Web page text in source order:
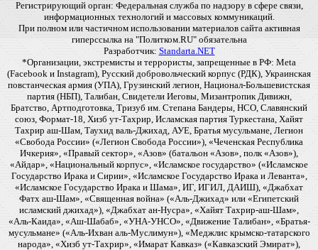
Регистрирующий орган: Федеральная служба по надзору в сфере связи,
информационных технологий и массовых коммуникаций.
При полном или частичном использовании материалов сайта активная
гиперссылка на "Политком.RU" обязательна
Разработчик: Standarta.NET
*Организации, экстремисты и террористы, запрещенные в РФ: Meta
(Facebook и Instagram), Русский добровольческий корпус (РДК), Украинская
повстанческая армия (УПА), Грузинский легион, Национал-Большевистская
партия (НБП), Талибан, Свидетели Иеговы, Мизантропик Дивижн,
Братство, Артподготовка, Тризуб им. Степана Бандеры, НСО, Славянский
союз, Формат-18, Хизб ут-Тахрир, Исламская партия Туркестана, Хайят
Тахрир аш-Шам, Таухид валь-Джихад, АУЕ, Братья мусульмане, Легион
«Свобода России» («Легион Свобода России»), «Чеченская Республика
Ичкерия», «Правый сектор», «Азов» (батальон «Азов», полк «Азов»),
«Айдар», «Национальный корпус», «Исламское государство» («Исламское
Государство Ирака и Сирии», «Исламское Государство Ирака и Леванта»,
«Исламское Государство Ирака и Шама», ИГ, ИГИЛ, ДАИШ), «Джабхат
Фатх аш-Шам», «Священная война» («Аль-Джихад» или «Египетский
исламский джихад»), «Джабхат ан-Нусра», «Хайят Тахрир-аш-Шам»,
«Аль-Каида», «Аш-Шабаб», «УНА-УНСО», «Движение Талибан», «Братья-
мусульмане» («Аль-Ихван аль-Муслимун»), «Меджлис крымско-татарского
народа», «Хизб ут-Тахрир», «Имарат Кавказ» («Кавказский Эмират»),